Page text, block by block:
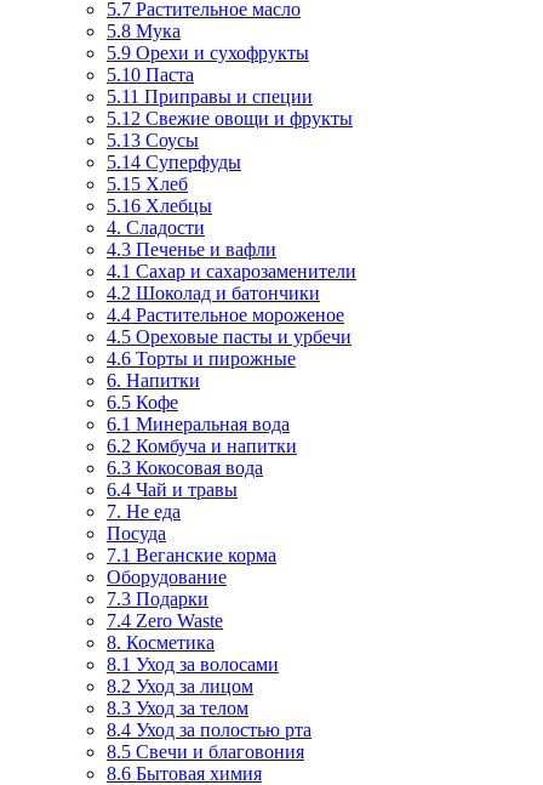
5.7 Растительное масло
5.8 Мука
5.9 Орехи и сухофрукты
5.10 Паста
5.11 Приправы и специи
5.12 Свежие овощи и фрукты
5.13 Соусы
5.14 Суперфуды
5.15 Хлеб
5.16 Хлебцы
4. Сладости
4.3 Печенье и вафли
4.1 Сахар и сахарозаменители
4.2 Шоколад и батончики
4.4 Растительное мороженое
4.5 Ореховые пасты и урбечи
4.6 Торты и пирожные
6. Напитки
6.5 Кофе
6.1 Минеральная вода
6.2 Комбуча и напитки
6.3 Кокосовая вода
6.4 Чай и травы
7. Не еда
Посуда
7.1 Веганские корма
Оборудование
7.3 Подарки
7.4 Zero Waste
8. Косметика
8.1 Уход за волосами
8.2 Уход за лицом
8.3 Уход за телом
8.4 Уход за полостью рта
8.5 Свечи и благовония
8.6 Бытовая химия